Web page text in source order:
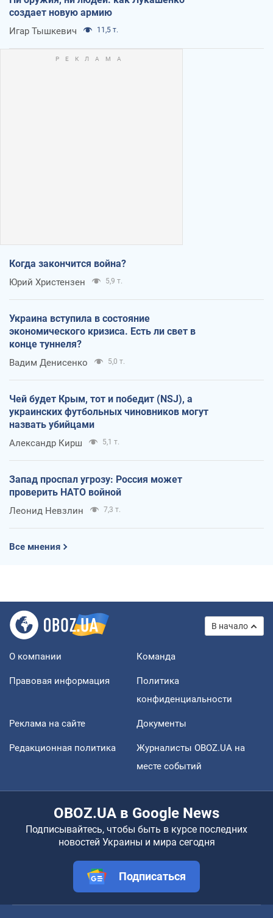
создает новую армию
Игар Тышкевич 11,5 т.
Когда закончится война?
Юрий Христензен 5,9 т.
Украина вступила в состояние
экономического кризиса. Есть ли свет в
конце туннеля?
Вадим Денисенко 5,0 т.
Чей будет Крым, тот и победит (NSJ), а
украинских футбольных чиновников могут
назвать убийцами
Александр Кирш 5,1 т.
Запад проспал угрозу: Россия может
проверить НАТО войной
Леонид Невзлин 7,3 т.
Все мнения
В начало
О компании Команда
Правовая информация
Политика
конфиденциальности
Реклама на сайте Документы
Редакционная политика
Журналисты OBOZ.UA на
месте событий
OBOZ.UA в Google News
Подписывайтесь, чтобы быть в курсе последних
новостей Украины и мира сегодня
Подписаться